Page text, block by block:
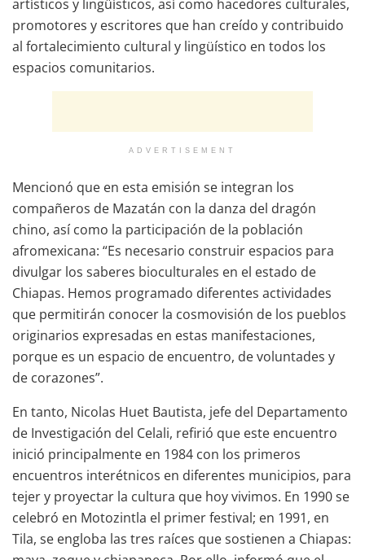
artísticos y lingüísticos, así como hacedores culturales,
promotores y escritores que han creído y contribuido
al fortalecimiento cultural y lingüístico en todos los
espacios comunitarios.
ADVERTISEMENT
Mencionó que en esta emisión se integran los
compañeros de Mazatán con la danza del dragón
chino, así como la participación de la población
afromexicana: “Es necesario construir espacios para
divulgar los saberes bioculturales en el estado de
Chiapas. Hemos programado diferentes actividades
que permitirán conocer la cosmovisión de los pueblos
originarios expresadas en estas manifestaciones,
porque es un espacio de encuentro, de voluntades y
de corazones”.
En tanto, Nicolas Huet Bautista, jefe del Departamento
de Investigación del Celali, refirió que este encuentro
inició principalmente en 1984 con los primeros
encuentros interétnicos en diferentes municipios, para
tejer y proyectar la cultura que hoy vivimos. En 1990 se
celebró en Motozintla el primer festival; en 1991, en
Tila, se engloba las tres raíces que sostienen a Chiapas: